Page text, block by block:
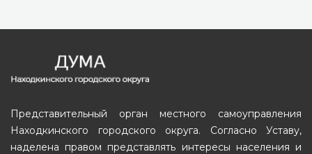
Представительный орган местного самоуправления
Находкинского городского округа. Согласно Уставу,
наделена правом представлять интересы населения и